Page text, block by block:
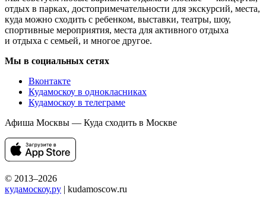
отдых в парках, достопримечательности для экскурсий, места,
куда можно сходить с ребенком, выставки, театры, шоу,
спортивные мероприятия, места для активного отдыха
и отдыха с семьей, и многое другое.
Мы в социальных сетях
Вконтакте
Кудамоскоу в однокласниках
Кудамоскоу в телеграме
Афиша Москвы — Куда сходить в Москве
© 2013–2026
кудамоскоу.ру | kudamoscow.ru